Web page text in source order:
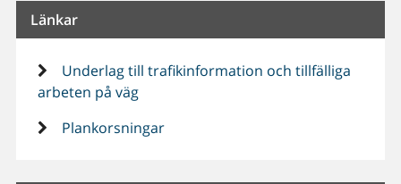
Länkar
Underlag till trafikinformation och tillfälliga
arbeten på väg
Plankorsningar